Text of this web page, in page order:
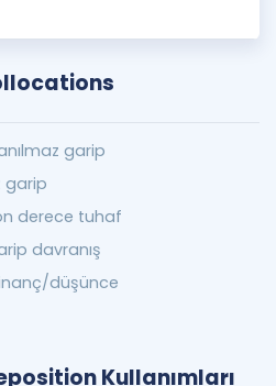
garip
garip
derece tuhaf
davranış
düşünce
Kullanımları